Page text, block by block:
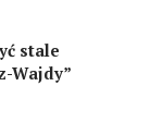
stale
Wajdy”